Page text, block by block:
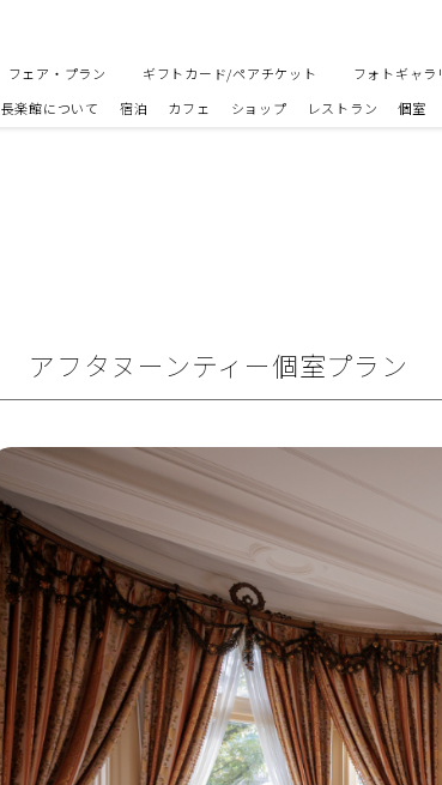
フェア・プラン ギフトカード/ペアチケット フォトギャラ
長楽館について
宿泊 カフェ ショップ レストラン 個室
アフタヌーンティー個室プラン